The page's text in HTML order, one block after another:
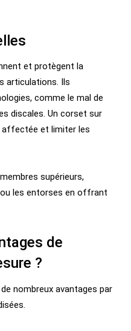
et protègent la
articulations. Ils
comme le mal de
discales. Un corset sur
affectée et limiter les
supérieurs,
les entorses en offrant
de
?
nombreux avantages par